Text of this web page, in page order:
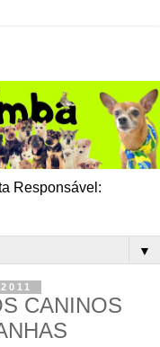
Responsável:
▼
CANINOS